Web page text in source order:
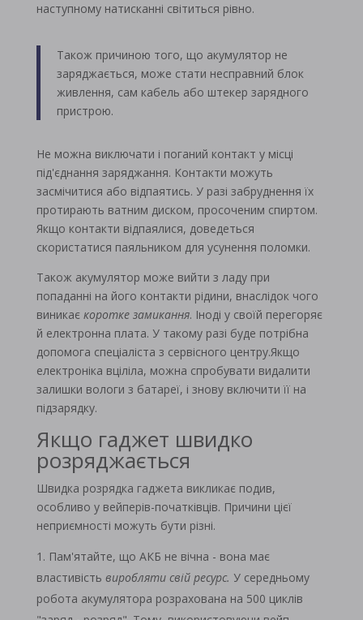
наступному натисканні світиться рівно.
Також причиною того, що акумулятор не
заряджається, може стати несправний блок
живлення, сам кабель або штекер зарядного
пристрою.
Не можна виключати і поганий контакт у місці
під'єднання заряджання. Контакти можуть
засмічитися або відпаятись. У разі забруднення їх
протирають ватним диском, просоченим спиртом.
Якщо контакти відпаялися, доведеться
скористатися паяльником для усунення поломки.
Також акумулятор може вийти з ладу при
попаданні на його контакти рідини, внаслідок чого
виникає коротке замикання. Іноді у своїй перегоряє
й електронна плата. У такому разі буде потрібна
допомога спеціаліста з сервісного центру.Якщо
електроніка вціліла, можна спробувати видалити
залишки вологи з батареї, і знову включити її на
підзарядку.
Якщо гаджет швидко
розряджається
Швидка розрядка гаджета викликає подив,
особливо у вейперів-початківців. Причини цієї
неприємності можуть бути різні.
Пам'ятайте, що АКБ не вічна - вона має
властивість виробляти свій ресурс. У середньому
робота акумулятора розрахована на 500 циклів